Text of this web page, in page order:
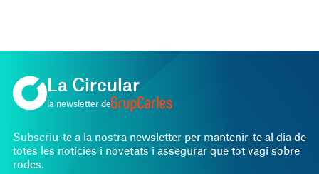
La Circular
la newsletter de
Subscriu-te a la nostra newsletter per mantenir-te al dia de
totes les notícies i novetats i assegurar que tot vagi sobre
rodes.